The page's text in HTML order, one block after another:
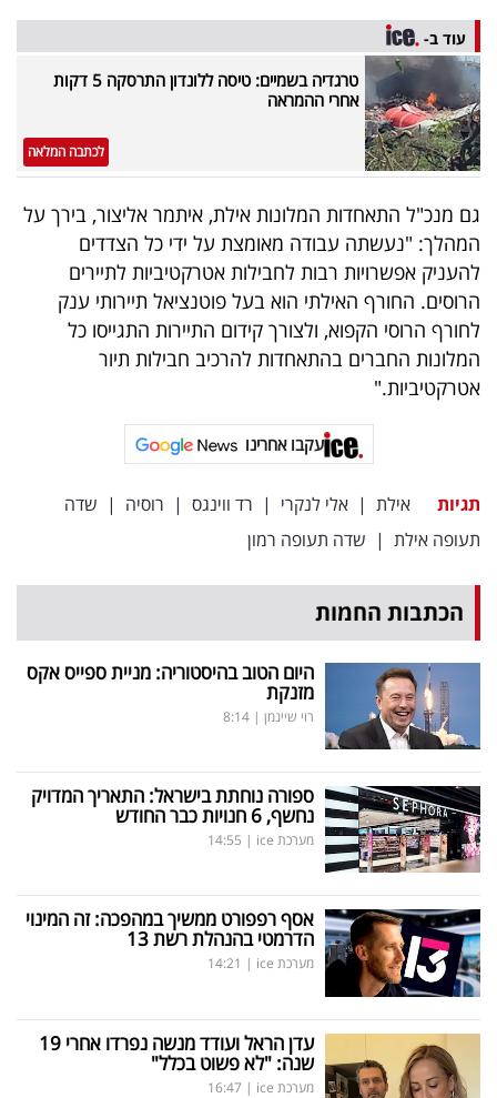
עוד ב-
טרגדיה בשמיים: טיסה ללונדון התרסקה 5 דקות
אחרי ההמראה
לכתבה המלאה
גם מנכ"ל התאחדות המלונות אילת, איתמר אליצור, בירך על
המהלך: "נעשתה עבודה מאומצת על ידי כל הצדדים
להעניק אפשרויות רבות לחבילות אטרקטיביות לתיירים
הרוסים. החורף האילתי הוא בעל פוטנציאל תיירותי ענק
לחורף הרוסי הקפוא, ולצורך קידום התיירות התגייסו כל
המלונות החברים בהתאחדות להרכיב חבילות תיור
אטרקטיביות."
עקבו אחרינו
תגיות אילת | אלי לנקרי | רד ווינגס | רוסיה | שדה
תעופה אילת | שדה תעופה רמון
הכתבות החמות
היום הטוב בהיסטוריה: מניית ספייס אקס
מזנקת
רוי שיינמן |
8:14
ספורה נוחתת בישראל: התאריך המדויק
נחשף, 6 חנויות כבר החודש
מערכת ice |
14:55
אסף רפפורט ממשיך במהפכה: זה המינוי
הדרמטי בהנהלת רשת 13
מערכת ice |
14:21
עדן הראל ועודד מנשה נפרדו אחרי 19
שנה: "לא פשוט בכלל"
מערכת ice |
16:47